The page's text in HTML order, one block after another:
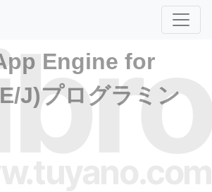
Engine for
J)プログラミン